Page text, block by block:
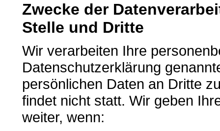
Zwecke der
Stelle und Dritte
Wir verarbeiten Ihre
Datenschutzerklärung
persönlichen Daten an Dritte
findet nicht statt. Wir geben
weiter, wenn: